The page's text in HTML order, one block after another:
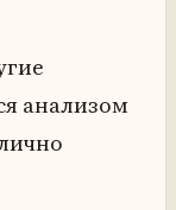
анализом